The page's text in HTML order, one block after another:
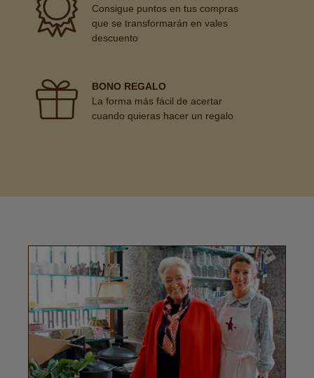
Consigue puntos en tus compras
que se transformarán en vales
descuento
BONO REGALO
La forma más fácil de acertar
cuando quieras hacer un regalo